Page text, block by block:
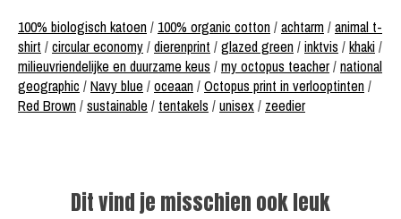
100% biologisch katoen/ 100% organic cotton/achtarm/animal t-
shirt /circular economy/dierenprint /glazed green/inktvis /khaki/
milieuvriendelijke en duurzame keus /my octopus teacher/national
geographic /Navy blue /oceaan/Octopus print in verlooptinten/
Red Brown/sustainable / tentakels /unisex/ zeedier
Dit vind je misschien ook leuk